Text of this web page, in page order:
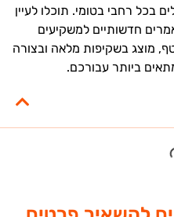
בכל רחבי בטומי. תוכלו לעיין
חדשותיים למשקיעים
מוצג בשקיפות מלאה ובצורה
ביותר עבורכם.